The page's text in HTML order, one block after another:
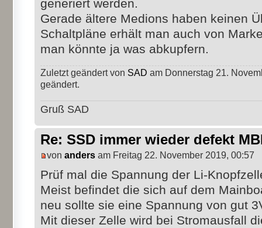
generiert werden.
Gerade ältere Medions haben keinen
Schaltpläne erhält man auch von
man könnte ja was abkupfern.
Zuletzt geändert von SAD am Donnerstag 21.
geändert.
Gruß SAD
Re: SSD immer wieder defekt
von anders am Freitag 22. November 2019, 00:57
Prüf mal die Spannung der Li-
Meist befindet die sich auf dem
neu sollte sie eine Spannung von gut
Mit dieser Zelle wird bei Stromausfall